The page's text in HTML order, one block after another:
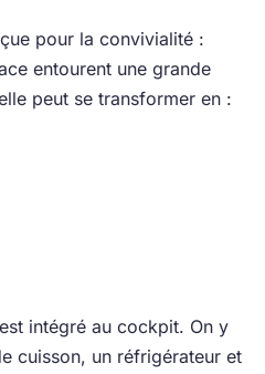
pour la convivialité :
entourent une grande
peut se transformer en :
intégré au cockpit. On y
cuisson, un réfrigérateur et